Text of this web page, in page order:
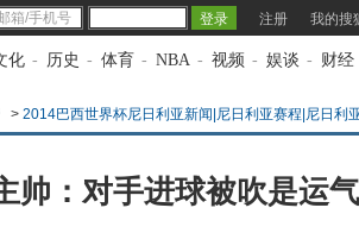
注册 我的搜
化 - 历史 - 体育 - NBA - 视频 - 娱谈 - 财经
> 2014巴西世界杯尼日利亚新闻|尼日利亚赛程|尼日利
帅：对手进球被吹是运